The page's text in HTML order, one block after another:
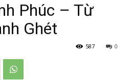
Phúc – Từ
Ghét
0
587